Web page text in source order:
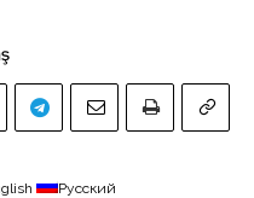
Русский